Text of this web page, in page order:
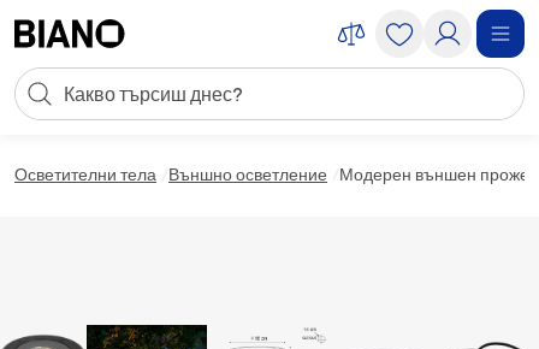
Търсене
Осветителни тела Външно осветление Модерен външен